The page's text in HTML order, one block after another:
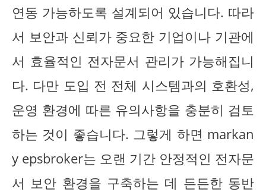
연동 가능하도록 설계되어 있습니다. 따라
서 보안과 신뢰가 중요한 기업이나 기관에
서 효율적인 전자문서 관리가 가능해집니
다. 다만 도입 전 전체 시스템과의 호환성,
운영 환경에 따른 유의사항을 충분히 검토
하는 것이 좋습니다. 그렇게 하면 markan
y epsbroker는 오랜 기간 안정적인 전자문
서 보안 환경을 구축하는 데 든든한 동반